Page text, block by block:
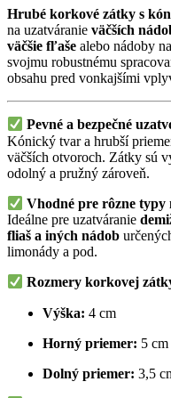
Hrubé korkové zátky s
na uzatváranie väčších
väčšie fľaše alebo nádoby
svojmu robustnému
obsahu pred vonkajšími
Pevné a bezpečné
Kónický tvar a hrubší
väčších otvoroch. Zátky sú
odolný a pružný zároveň.
Vhodné pre rôzne typy
Ideálne pre uzatváranie
fliaš a iných nádob
limonády a pod.
Rozmery korkovej
Výška: 4 cm
Horný priemer: 5 cm
Dolný priemer: 3,5